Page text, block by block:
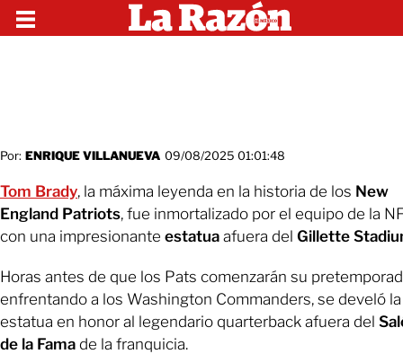
Por: ENRIQUE VILLANUEVA 09/08/2025 01:01:48
Tom Brady, la máxima leyenda en la historia de los New
England Patriots, fue inmortalizado por el equipo de la
con una impresionante estatua afuera del Gillette
Horas antes de que los Pats comenzarán su
enfrentando a los Washington Commanders, se develó la
estatua en honor al legendario quarterback afuera del
de la Fama de la franquicia.